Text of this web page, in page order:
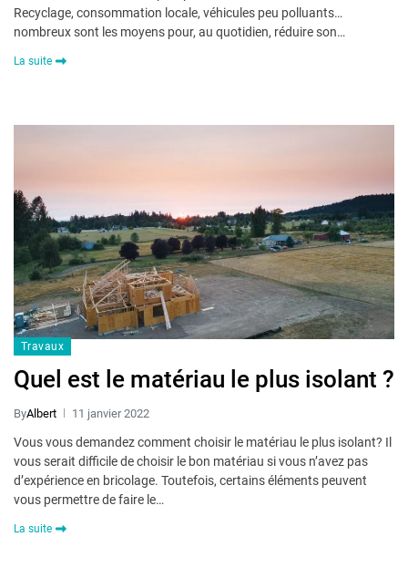
Recyclage, consommation locale, véhicules peu polluants…
nombreux sont les moyens pour, au quotidien, réduire son…
La suite
Travaux
Quel est le matériau le plus isolant ?
ByAlbert 11 janvier 2022
Vous vous demandez comment choisir le matériau le plus isolant? Il
vous serait difficile de choisir le bon matériau si vous n’avez pas
d’expérience en bricolage. Toutefois, certains éléments peuvent
vous permettre de faire le…
La suite